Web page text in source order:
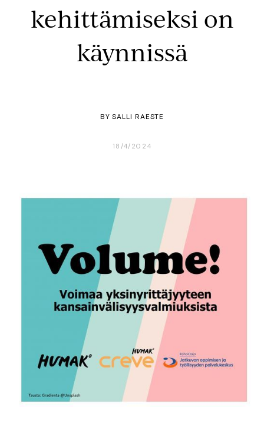
kehittämiseksi on
käynnissä
BYSALLI RAESTE
18/4/2024